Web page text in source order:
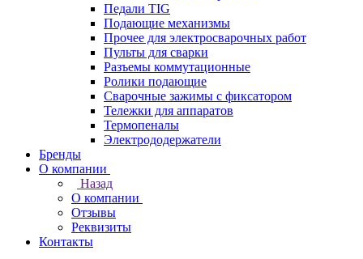
Педали TIG
Подающие механизмы
Прочее для электросварочных работ
Пульты для сварки
Разъемы коммутационные
Ролики подающие
Сварочные зажимы с фиксатором
Тележки для аппаратов
Термопеналы
Электрододержатели
Бренды
О компании
Назад
О компании
Отзывы
Реквизиты
Контакты